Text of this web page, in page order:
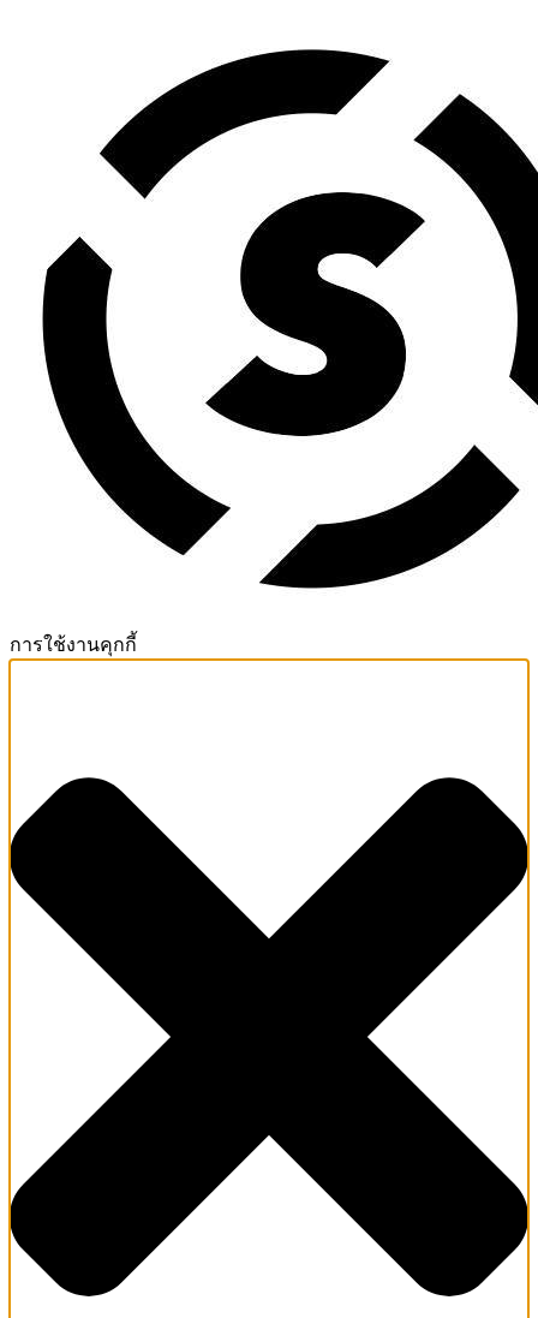
การใช้งานคุกกี้